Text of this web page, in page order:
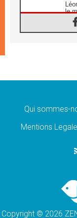
le
La
Le
Qui sommes-
Mentions
Copyright © 2026